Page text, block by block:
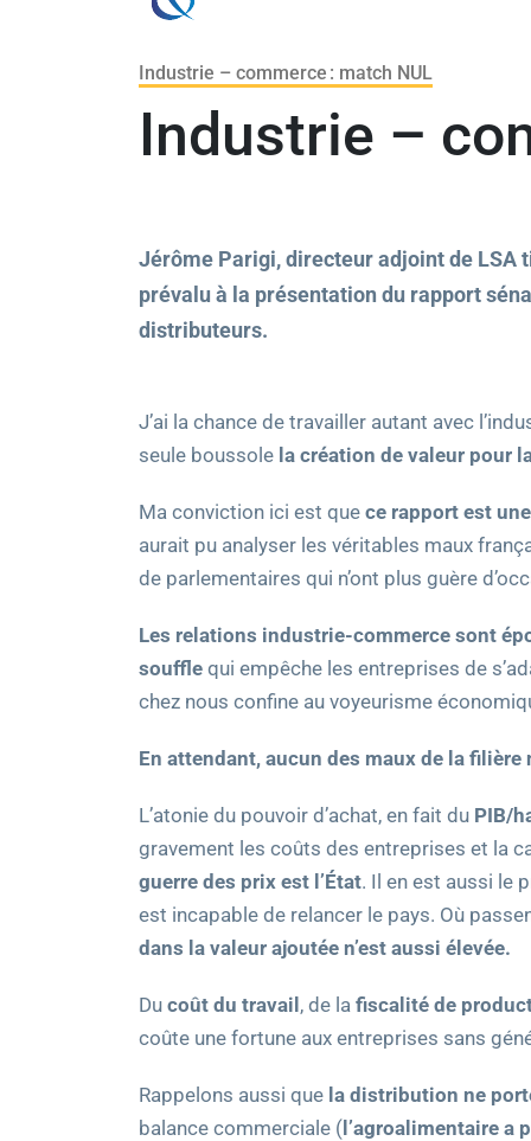
Industrie – commerce : match NUL
Industrie –
Jérôme Parigi, directeur adjoint de LSA
prévalu à la présentation du rapport
distributeurs.
J’ai la chance de travailler autant avec
seule boussole la création de valeur pour
Ma conviction ici est que ce rapport est
aurait pu analyser les véritables maux
de parlementaires qui n’ont plus guère
Les relations industrie-commerce sont
souffle qui empêche les entreprises de
chez nous confine au voyeurisme
En attendant, aucun des maux de la filière
L’atonie du pouvoir d’achat, en fait du PIB/
gravement les coûts des entreprises et la
guerre des prix est l’État. Il en est aussi le
est incapable de relancer le pays. Où
dans la valeur ajoutée n’est aussi élevée.
Du coût du travail , de la fiscalité de
coûte une fortune aux entreprises sans
Rappelons aussi que la distribution ne
balance commerciale ( l’agroalimentaire a